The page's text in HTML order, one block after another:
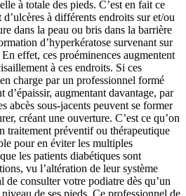
à totale des pieds. C’est en fait ce
à différents endroits sur et/ou
dans la peau ou bris dans la barrière
d’hyperkératose survenant sur
effet, ces proéminences augmentent
à ces endroits. Si ces
charge par un professionnel formé
augmentant davantage, par
abcès sous-jacents peuvent se former
créant une ouverture. C’est ce qu’on
traitement préventif ou thérapeutique
pour en éviter les multiples
les patients diabétiques sont
vu l’altération de leur système
consulter votre podiatre dès qu’un
de ses pieds. Ce professionnel de